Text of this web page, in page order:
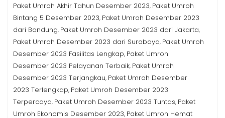
Paket Umroh Akhir Tahun Desember 2023, Paket Umroh
Bintang 5 Desember 2023, Paket Umroh Desember 2023
dari Bandung, Paket Umroh Desember 2023 dari Jakarta,
Paket Umroh Desember 2023 dari Surabaya, Paket Umroh
Desember 2023 Fasilitas Lengkap, Paket Umroh
Desember 2023 Pelayanan Terbaik, Paket Umroh
Desember 2023 Terjangkau, Paket Umroh Desember
2023 Terlengkap, Paket Umroh Desember 2023
Terpercaya, Paket Umroh Desember 2023 Tuntas, Paket
Umroh Ekonomis Desember 2023, Paket Umroh Hemat